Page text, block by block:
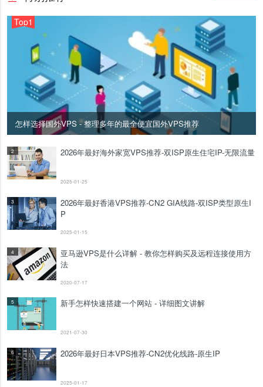
Top1
怎样选择国外VPS - 整理多年的最全便宜国外VPS推荐
2 2026年最好海外家宽VPS推荐-双ISP原生住宅IP-无限流量
2025-01-25
3
2026年最好香港VPS推荐-CN2 GIA线路-双ISP类型原生I
P
2025-01-15
4
亚马逊VPS是什么详解 - 教你怎样购买及远程连接使用方
法
2020-07-17
5 新手怎样快速搭建一个网站 - 详细图文讲解
2021-07-30
6 2026年最好日本VPS推荐-CN2优化线路-原生IP
2025-01-17